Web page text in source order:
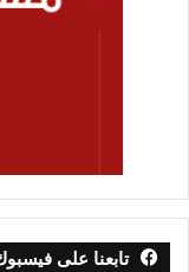
تابعنا على